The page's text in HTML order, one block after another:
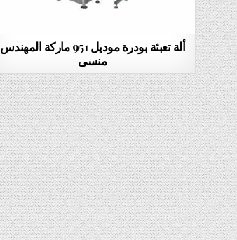
ألة تعبئة بودرة موديل 951 ماركة المهندس
منسى